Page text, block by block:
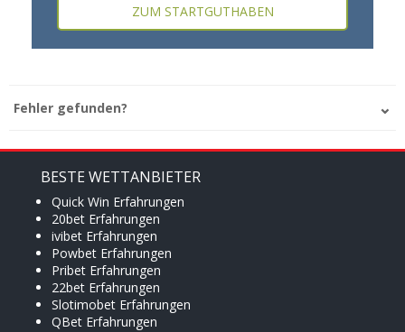
ZUM STARTGUTHABEN
Fehler gefunden?
BESTE WETTANBIETER
Quick Win Erfahrungen
20bet Erfahrungen
ivibet Erfahrungen
Powbet Erfahrungen
Pribet Erfahrungen
22bet Erfahrungen
Slotimobet Erfahrungen
QBet Erfahrungen